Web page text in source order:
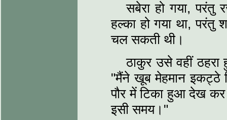
सबेरा हो गया, परंतु
हल्का हो गया था, परंतु
चल सकती थी।
ठाकुर उसे वहीं
"मैंने खूब मेहमान इकट्ठे
पौर में टिका हुआ देख
इसी समय।"